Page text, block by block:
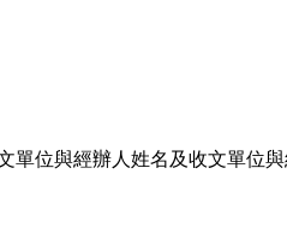
位與經辦人姓名及收文單位